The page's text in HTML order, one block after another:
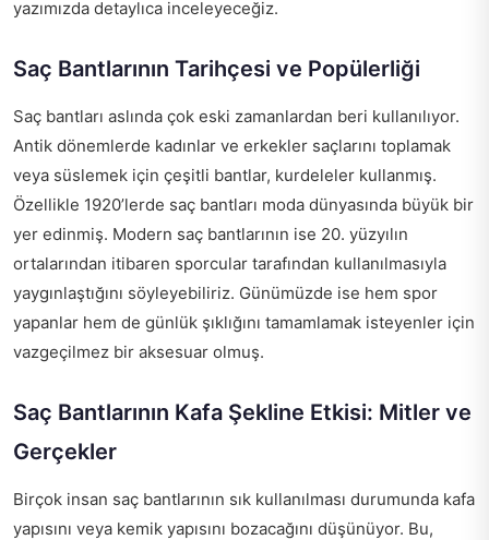
yazımızda detaylıca inceleyeceğiz.
Saç Bantlarının Tarihçesi ve Popülerliği
Saç bantları aslında çok eski zamanlardan beri kullanılıyor.
Antik dönemlerde kadınlar ve erkekler saçlarını toplamak
veya süslemek için çeşitli bantlar, kurdeleler kullanmış.
Özellikle 1920’lerde saç bantları moda dünyasında büyük bir
yer edinmiş. Modern saç bantlarının ise 20. yüzyılın
ortalarından itibaren sporcular tarafından kullanılmasıyla
yaygınlaştığını söyleyebiliriz. Günümüzde ise hem spor
yapanlar hem de günlük şıklığını tamamlamak isteyenler için
vazgeçilmez bir aksesuar olmuş.
Saç Bantlarının Kafa Şekline Etkisi: Mitler ve
Gerçekler
Birçok insan saç bantlarının sık kullanılması durumunda kafa
yapısını veya kemik yapısını bozacağını düşünüyor. Bu,